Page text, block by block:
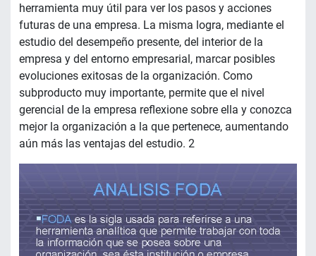
herramienta muy útil para ver los pasos y acciones
futuras de una empresa. La misma logra, mediante el
estudio del desempeño presente, del interior de la
empresa y del entorno empresarial, marcar posibles
evoluciones exitosas de la organización. Como
subproducto muy importante, permite que el nivel
gerencial de la empresa reflexione sobre ella y conozca
mejor la organización a la que pertenece, aumentando
aún más las ventajas del estudio. 2